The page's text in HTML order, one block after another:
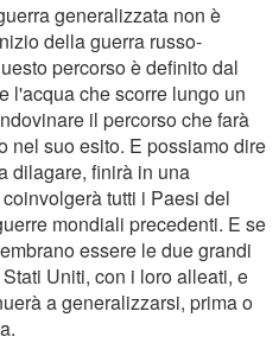
generalizzata non è
della guerra russo-
percorso è definito dal
l'acqua che scorre lungo un
il percorso che farà
nel suo esito. E possiamo dire
dilagare, finirà in una
tutti i Paesi del
mondiali precedenti. E se
essere le due grandi
Uniti, con i loro alleati, e
a generalizzarsi, prima o